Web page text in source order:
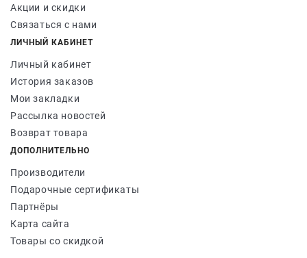
Акции и скидки
Связаться с нами
ЛИЧНЫЙ КАБИНЕТ
Личный кабинет
История заказов
Мои закладки
Рассылка новостей
Возврат товара
ДОПОЛНИТЕЛЬНО
Производители
Подарочные сертификаты
Партнёры
Карта сайта
Товары со скидкой